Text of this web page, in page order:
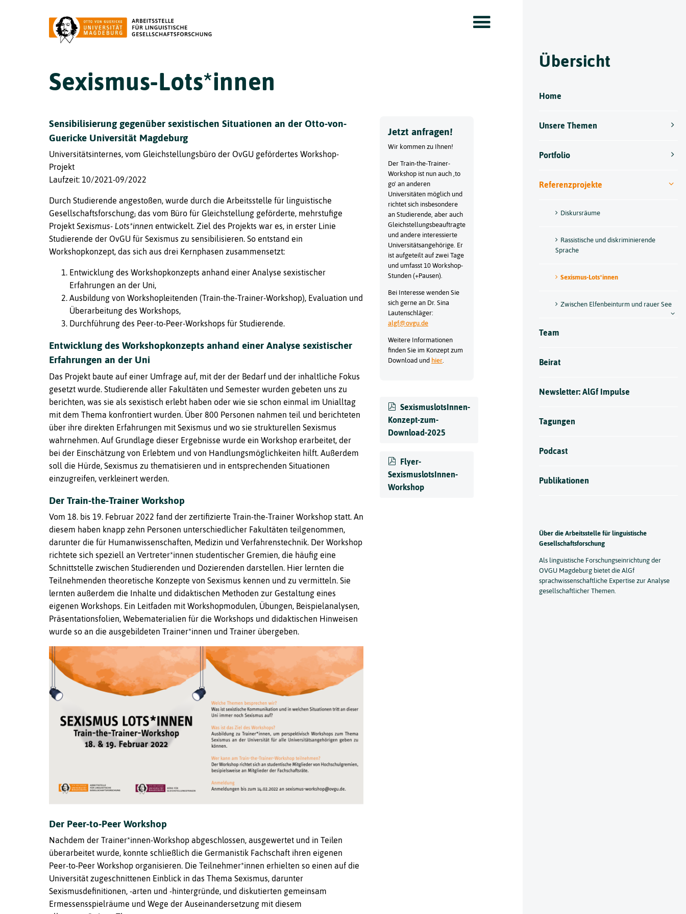
Sexismus-Lots*innen
Sensibilisierung gegenüber sexistischen Situationen an der Otto-von-
Guericke Universität Magdeburg
Universitätsinternes, vom Gleichstellungsbüro der OvGU gefördertes Workshop-
Projekt
Laufzeit: 10/2021-09/2022
Durch Studierende angestoßen, wurde durch die Arbeitsstelle für linguistische
Gesellschaftsforschung, das vom Büro für Gleichstellung geförderte, mehrstufige
Projekt Sexismus- Lots*innen entwickelt. Ziel des Projekts war es, in erster Linie
Studierende der OvGU für Sexismus zu sensibilisieren. So entstand ein
Workshopkonzept, das sich aus drei Kernphasen zusammensetzt:
Entwicklung des Workshopkonzepts anhand einer Analyse sexistischer
Erfahrungen an der Uni,
Ausbildung von Workshopleitenden (Train-the-Trainer-Workshop), Evaluation und
Überarbeitung des Workshops,
Durchführung des Peer-to-Peer-Workshops für Studierende.
Entwicklung des Workshopkonzepts anhand einer Analyse sexistischer
Erfahrungen an der Uni
Das Projekt baute auf einer Umfrage auf, mit der der Bedarf und der inhaltliche Fokus
gesetzt wurde. Studierende aller Fakultäten und Semester wurden gebeten uns zu
berichten, was sie als sexistisch erlebt haben oder wie sie schon einmal im Unialltag
mit dem Thema konfrontiert wurden. Über 800 Personen nahmen teil und berichteten
über ihre direkten Erfahrungen mit Sexismus und wo sie strukturellen Sexismus
wahrnehmen. Auf Grundlage dieser Ergebnisse wurde ein Workshop erarbeitet, der
bei der Einschätzung von Erlebtem und von Handlungsmöglichkeiten hilft. Außerdem
soll die Hürde, Sexismus zu thematisieren und in entsprechenden Situationen
einzugreifen, verkleinert werden.
Der Train-the-Trainer Workshop
Vom 18. bis 19. Februar 2022 fand der zertifizierte Train-the-Trainer Workshop statt. An
diesem haben knapp zehn Personen unterschiedlicher Fakultäten teilgenommen,
darunter die für Humanwissenschaften, Medizin und Verfahrenstechnik. Der Workshop
richtete sich speziell an Vertreter*innen studentischer Gremien, die häufig eine
Schnittstelle zwischen Studierenden und Dozierenden darstellen. Hier lernten die
Teilnehmenden theoretische Konzepte von Sexismus kennen und zu vermitteln. Sie
lernten außerdem die Inhalte und didaktischen Methoden zur Gestaltung eines
eigenen Workshops. Ein Leitfaden mit Workshopmodulen, Übungen, Beispielanalysen,
Präsentationsfolien, Webematerialien für die Workshops und didaktischen Hinweisen
wurde so an die ausgebildeten Trainer*innen und Trainer übergeben.
Der Peer-to-Peer Workshop
Nachdem der Trainer*innen-Workshop abgeschlossen, ausgewertet und in Teilen
überarbeitet wurde, konnte schließlich die Germanistik Fachschaft ihren eigenen
Peer-to-Peer Workshop organisieren. Die Teilnehmer*innen erhielten so einen auf die
Universität zugeschnittenen Einblick in das Thema Sexismus, darunter
Sexismusdefinitionen, -arten und -hintergründe, und diskutierten gemeinsam
Ermessensspielräume und Wege der Auseinandersetzung mit diesem
Jetzt anfragen!
Wir kommen zu Ihnen!
Der Train-the-Trainer-
Workshop ist nun auch ,to
go' an anderen
Universitäten möglich und
richtet sich insbesondere
an Studierende, aber auch
Gleichstellungsbeauftragte
und andere interessierte
Universitätsangehörige. Er
ist aufgeteilt auf zwei Tage
und umfasst 10 Workshop-
Stunden (+Pausen).
Bei Interesse wenden Sie
sich gerne an Dr. Sina
Lautenschläger:
algf@ovgu.de
Weitere Informationen
finden Sie im Konzept zum
Download und hier
SexismuslotsInnen-
Konzept-zum-
Download-2025
Flyer-
SexismuslotsInnen-
Workshop
Übersicht
Home
Unsere Themen
Portfolio
Referenzprojekte
Diskursräume
Rassistische und diskriminierende
Sprache
Sexismus-Lots*innen
Zwischen Elfenbeinturm und rauer See
Team
Beirat
Newsletter: AlGf Impulse
Tagungen
Podcast
Publikationen
Über die Arbeitsstelle für linguistische
Gesellschaftsforschung
Als linguistische Forschungseinrichtung der
OVGU Magdeburg bietet die AlGf
sprachwissenschaftliche Expertise zur Analyse
gesellschaftlicher Themen.